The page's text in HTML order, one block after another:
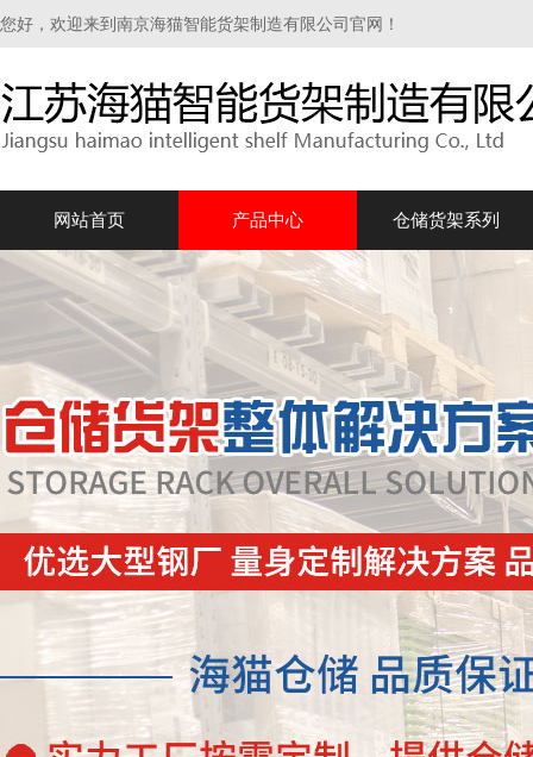
您好，欢迎来到南京海猫智能货架制造有限公司官网！
网站首页 产品中心 仓储货架系列